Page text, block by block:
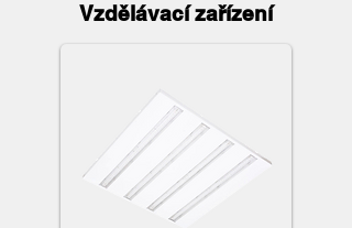
Vzdělávací zařízení